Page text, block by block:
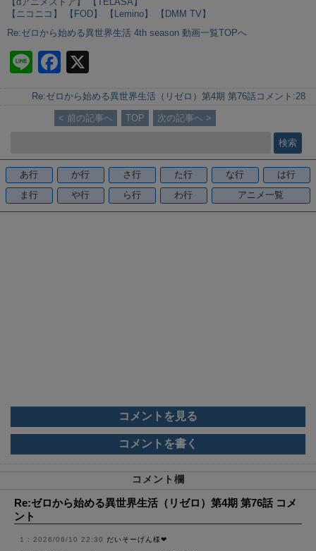
【ニコニコ】
【FOD】 【Lemino】
【DMM TV】
Re:ゼロから始める異世界生活 4th season 動画一覧TOPへ
Li
n
e
F
a
c
e
o
o
k
Re:ゼロから始める異世界生活（リゼロ）第4期 第76話 コメント:28
< 前の記事へ TOP 次の記事へ >
あ行 か行 さ行 た行 な行
は行
ま行
や行 ら行 わ行 アニメ一覧
コメントを見る
コメントを書く
コメント欄
Re:ゼロから始める異世界生活（リゼロ）第4期 第76話 コメ
ント
2026/06/10 22:30 だいそーげん様❤